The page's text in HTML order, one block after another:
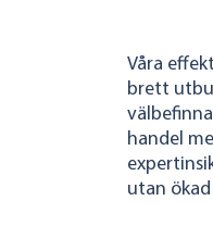
Våra
brett
handel
utan